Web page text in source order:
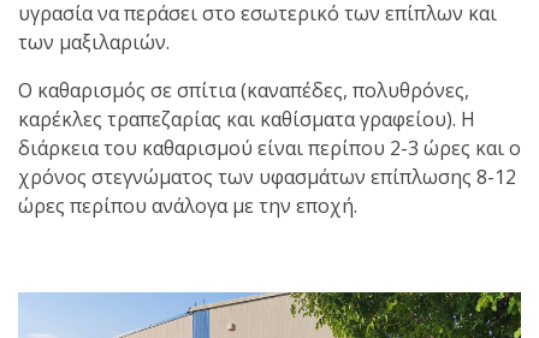
υγρασία να περάσει στο εσωτερικό των επίπλων και
των μαξιλαριών.
Ο καθαρισμός σε σπίτια (καναπέδες, πολυθρόνες,
καρέκλες τραπεζαρίας και καθίσματα γραφείου). Η
διάρκεια του καθαρισμού είναι περίπου 2-3 ώρες και ο
χρόνος στεγνώματος των υφασμάτων επίπλωσης 8-12
ώρες περίπου ανάλογα με την εποχή.